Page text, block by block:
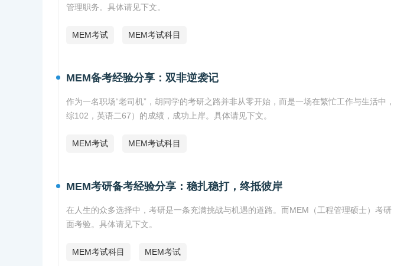
管理职务。具体请见下文。
MEM考试 MEM考试科目
MEM备考经验分享：双非逆袭记
作为一名职场“老司机”，胡同学的考研之路并非从零开始，而是一场在繁忙工作与生活中
综102，英语二67）的成绩，成功上岸。具体请见下文。
MEM考试 MEM考试科目
MEM考研备考经验分享：稳扎稳打，终抵彼岸
在人生的众多选择中，考研是一条充满挑战与机遇的道路。而MEM（工程管理硕士）考
面考验。具体请见下文。
MEM考试科目 MEM考试